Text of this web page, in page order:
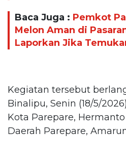
Baca Juga : Pemkot
Melon Aman di
Laporkan Jika
Kegiatan tersebut
Binalipu, Senin (18/5/
Kota Parepare,
Daerah Parepare,